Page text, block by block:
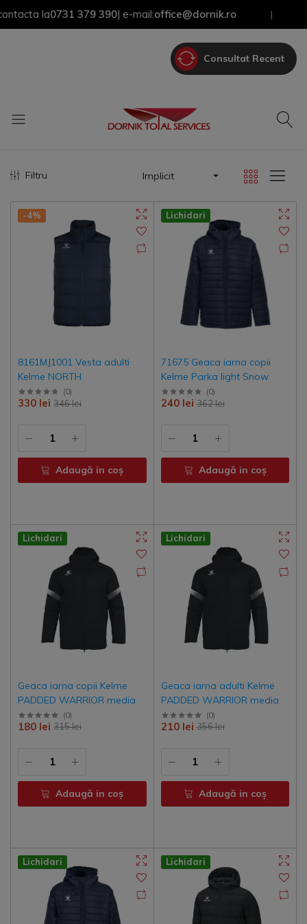
la0731 379 390| e-mail:office@dornik.ro
Consultat Recent
Filtru Implicit
-4%
8161MJ1001 Vesta adulti
Kelme NORTH
(0)
346 lei
330 lei
Adaugă in coş
Lichidari
71675 Geaca iarna copii
Kelme Parka light Snow
(0)
362 lei
240 lei
Adaugă in coş
Lichidari
Geaca iarna copii Kelme
PADDED WARRIOR media
(0)
315 lei
180 lei
Adaugă in coş
Lichidari
Geaca iarna adulti Kelme
PADDED WARRIOR media
(0)
356 lei
210 lei
Adaugă in coş
Lichidari Lichidari